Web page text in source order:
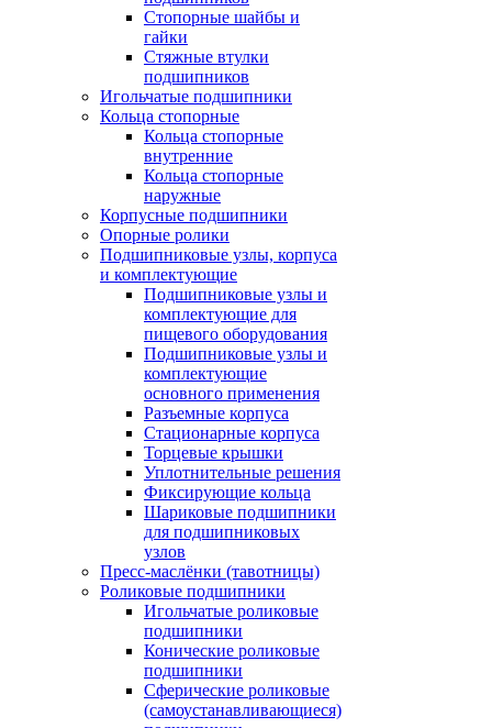
Стопорные шайбы и
гайки
Стяжные втулки
подшипников
Игольчатые подшипники
Кольца стопорные
Кольца стопорные
внутренние
Кольца стопорные
наружные
Корпусные подшипники
Опорные ролики
Подшипниковые узлы, корпуса
и комплектующие
Подшипниковые узлы и
комплектующие для
пищевого оборудования
Подшипниковые узлы и
комплектующие
основного применения
Разъемные корпуса
Стационарные корпуса
Торцевые крышки
Уплотнительные решения
Фиксирующие кольца
Шариковые подшипники
для подшипниковых
узлов
Пресс-маслёнки (тавотницы)
Роликовые подшипники
Игольчатые роликовые
подшипники
Конические роликовые
подшипники
Сферические роликовые
(самоустанавливающиеся)